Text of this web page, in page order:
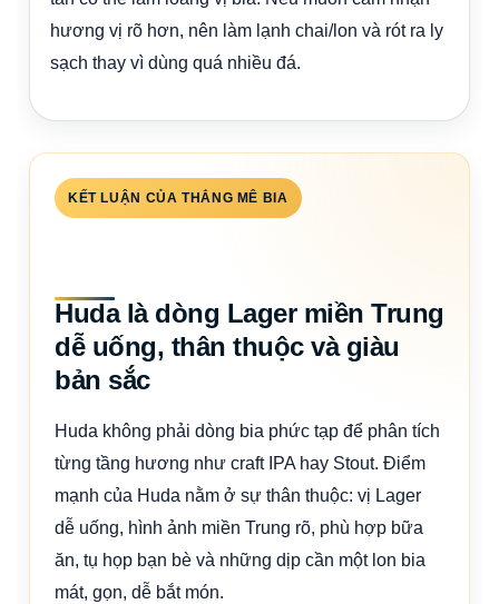
hương vị rõ hơn, nên làm lạnh chai/lon và rót ra ly
sạch thay vì dùng quá nhiều đá.
KẾT LUẬN CỦA THẮNG MÊ BIA
Huda là dòng Lager miền Trung
dễ uống, thân thuộc và giàu
bản sắc
Huda không phải dòng bia phức tạp để phân tích
từng tầng hương như craft IPA hay Stout. Điểm
mạnh của Huda nằm ở sự thân thuộc: vị Lager
dễ uống, hình ảnh miền Trung rõ, phù hợp bữa
ăn, tụ họp bạn bè và những dịp cần một lon bia
mát, gọn, dễ bắt món.